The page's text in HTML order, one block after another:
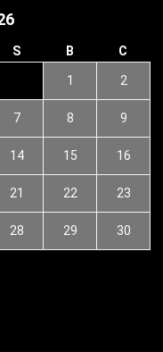
S B C
1 2
7 8 9
14 15 16
21 22 23
28 29 30